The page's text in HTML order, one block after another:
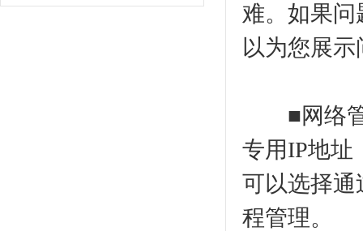
难。如果问
以为您展
■网络管
专用IP地址
可以选择通
程管理。